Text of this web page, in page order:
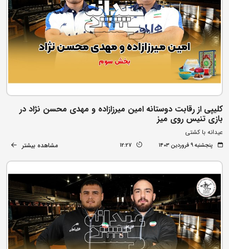
کلیپی از رقابت دوستانه امین میرزازاده و مهدی محسن نژاد در
بازی تنیس روی میز
عیدانه با کشتی
پنجشنبه ۹ فروردین ۱۴۰۳ 12:27 مشاهده بیشتر